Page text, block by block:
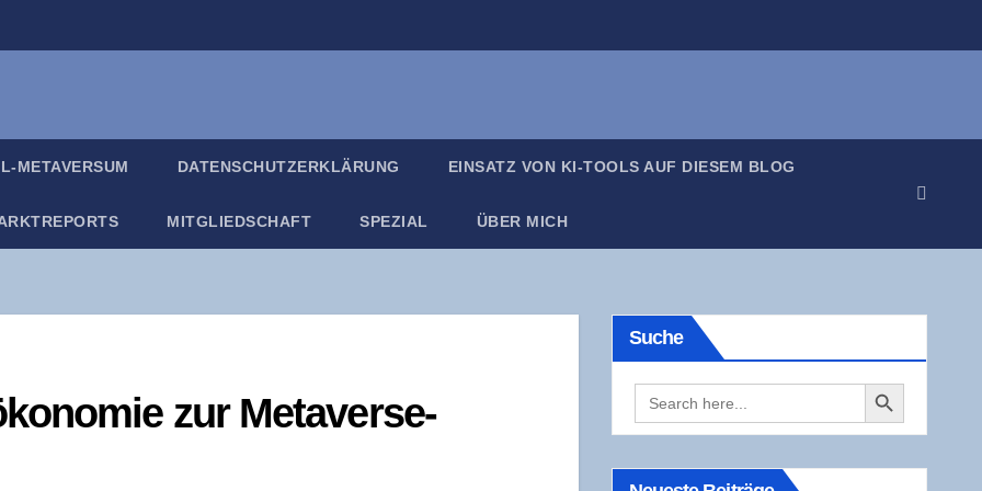
META­VER­SUM DATEN­SCHUTZ­ER­KLÄ­RUNG EIN­SATZ VON KI-TOOLS AUF DIE­SEM BLOG
MIT­GLIED­SCHAFT SPE­ZI­AL ÜBER MICH
zur Metaverse-
Suche
Search
for:
Search Button